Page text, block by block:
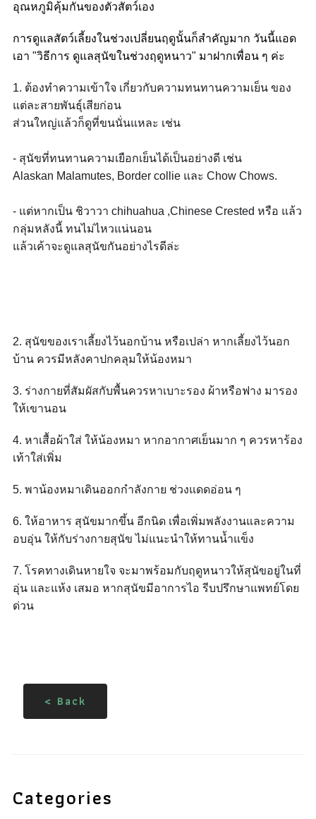
อุณหภูมิคุ้มกันของตัวสัตว์เอง
การดูแลสัตว์เลี้ยงในช่วงเปลี่ยนฤดูนั้นก็สำคัญมาก วันนี้แอด
เอา "วิธีการ ดูแลสุนัขในช่วงฤดูหนาว" มาฝากเพื่อน ๆ ค่ะ
1. ต้องทำความเข้าใจ เกี่ยวกับความทนทานความเย็นของ
แต่ละสายพันธุ์เสียก่อน
ส่วนใหญ่แล้วก็ดูที่ขนนั่นแหละ เช่น
- สุนัขที่ทนทานความเยือกเย็นได้เป็นอย่างดี เช่น
Alaskan Malamutes, Border collie และ Chow Chows.
- แต่หากเป็น ชิวาวา chihuahua ,Chinese Crested หรือ แล้ว
กลุ่มหลังนี้ ทนไม่ไหวแน่นอน
แล้วเค้าจะดูแลสุนัขกันอย่างไรดีล่ะ
2. สุนัขของเราเลี้ยงไว้นอกบ้าน หรือเปล่า หากเลี้ยงไว้นอก
บ้าน ควรมีหลังคาปกคลุมให้น้องหมา
3. ร่างกายที่สัมผัสกับพื้นควรหาเบาะรอง ผ้าหรือฟาง มารอง
ให้เขานอน
4. หาเสื้อผ้าใส่ ให้น้องหมา หากอากาศเย็นมาก ๆ ควรหาร้อง
เท้าใส่เพิ่ม
5. พาน้องหมาเดินออกกำลังกาย ช่วงแดดอ่อน ๆ
6. ให้อาหาร สุนัขมากขึ้น อีกนิด เพื่อเพิ่มพลังงานและความ
อบอุ่น ให้กับร่างกายสุนัข ไม่แนะนำให้ทานน้ำแข็ง
7. โรคทางเดินหายใจ จะมาพร้อมกับฤดูหนาวให้สุนัขอยู่ในที่
อุ่น และแห้ง เสมอ หากสุนัขมีอาการไอ รีบปรึกษาแพทย์โดย
ด่วน
< Back
Categories